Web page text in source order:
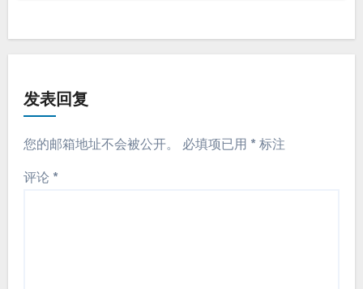
发表回复
您的邮箱地址不会被公开。 必填项已用 * 标注
评论 *